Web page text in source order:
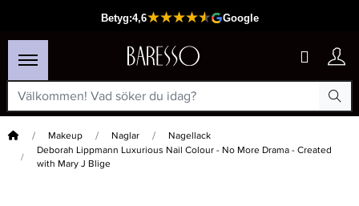
Hem Makeup Naglar
Nagellack
Deborah Lippmann Luxurious Nail Colour - No More Drama - Created
with Mary J Blige